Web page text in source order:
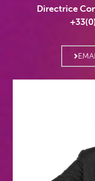
Directrice